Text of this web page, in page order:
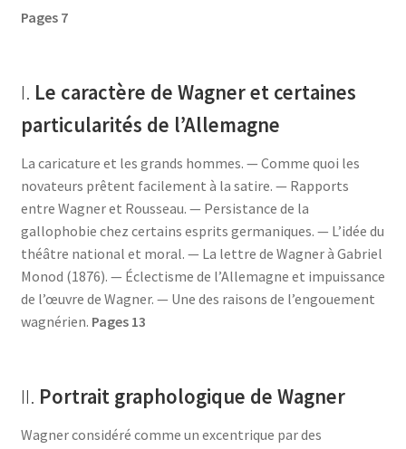
Pages 7
I. Le caractère de Wagner et certaines
particularités de l’Allemagne
La caricature et les grands hommes. — Comme quoi les
novateurs prêtent facilement à la satire. — Rapports
entre Wagner et Rousseau. — Persistance de la
gallophobie chez certains esprits germaniques. — L’idée du
théâtre national et moral. — La lettre de Wagner à Gabriel
Monod (1876). — Éclectisme de l’Allemagne et impuissance
de l’œuvre de Wagner. — Une des raisons de l’engouement
wagnérien. Pages 13
II. Portrait graphologique de Wagner
Wagner considéré comme un excentrique par des